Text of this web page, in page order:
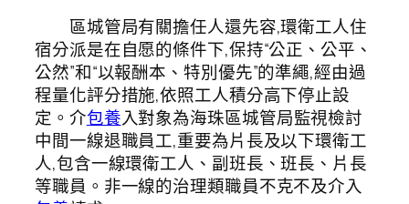
區城管局有關擔任人還先容,環衛工人住
宿分派是在自愿的條件下,保持“公正、公平、
公然”和“以報酬本、特別優先”的準繩,經由過
程量化評分措施,依照工人積分高下停止設
定。介包養入對象為海珠區城管局監視檢討
中間一線退職員工,重要為片長及以下環衛工
人,包含一線環衛工人、副班長、班長、片長
等職員。非一線的治理類職員不克不及介入